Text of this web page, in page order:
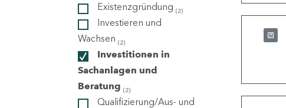
Existenzgründung (2)
Investieren und
Wachsen (2)
Investitionen in
Sachanlagen und
Beratung (2)
Qualifizierung/Aus- und